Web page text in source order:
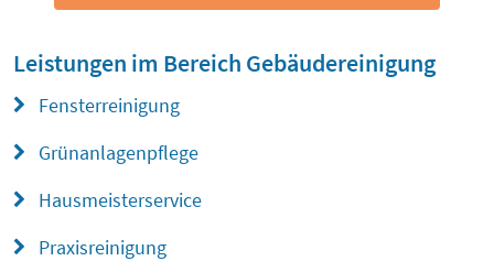
Leistungen im Bereich Gebäudereinigung
Fensterreinigung
Grünanlagenpflege
Hausmeisterservice
Praxisreinigung